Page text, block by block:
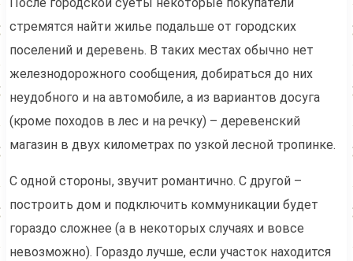
После городской суеты некоторые покупатели
стремятся найти жилье подальше от городских
поселений и деревень. В таких местах обычно нет
железнодорожного сообщения, добираться до них
неудобного и на автомобиле, а из вариантов досуга
(кроме походов в лес и на речку) – деревенский
магазин в двух километрах по узкой лесной тропинке.
С одной стороны, звучит романтично. С другой –
построить дом и подключить коммуникации будет
гораздо сложнее (а в некоторых случаях и вовсе
невозможно). Гораздо лучше, если участок находится